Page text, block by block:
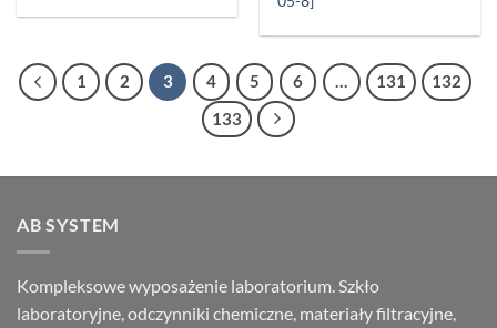
1 2 3 4 5 6 … 131
132
133
AB SYSTEM
Kompleksowe wyposażenie laboratorium. Szkło
laboratoryjne, odczynniki chemiczne, materiały filtracyjne,